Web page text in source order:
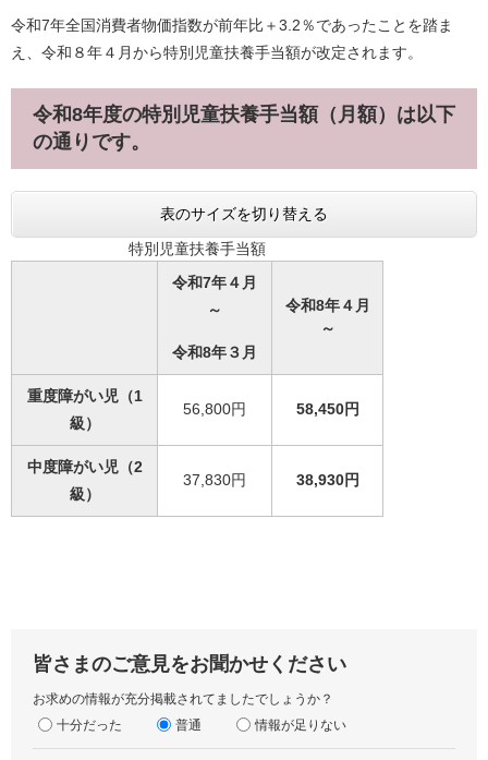
令和7年全国消費者物価指数が前年比＋3.2％であったことを踏ま
え、令和８年４月から特別児童扶養手当額が改定されます。
令和8年度の特別児童扶養手当額（月額）は以下
の通りです。
表のサイズを切り替える
特別児童扶養手当額
令和7年４月
～
令和8年３月
令和8年４月
～
重度障がい児（1
級）
56,800円 58,450円
中度障がい児（2
級）
37,830円 38,930円
皆さまのご意見をお聞かせください
お求めの情報が充分掲載されてましたでしょうか？
十分だった
普通 情報が足りない